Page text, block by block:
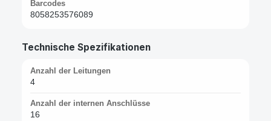
Barcodes
8058253576089
Technische Spezifikationen
Anzahl der Leitungen
4
Anzahl der internen Anschlüsse
16